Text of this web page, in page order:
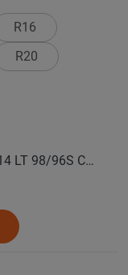
R16
R20
COMFORSER Автошина 175/70 R14 LT 98/96S CF1100 10PR RWL лето